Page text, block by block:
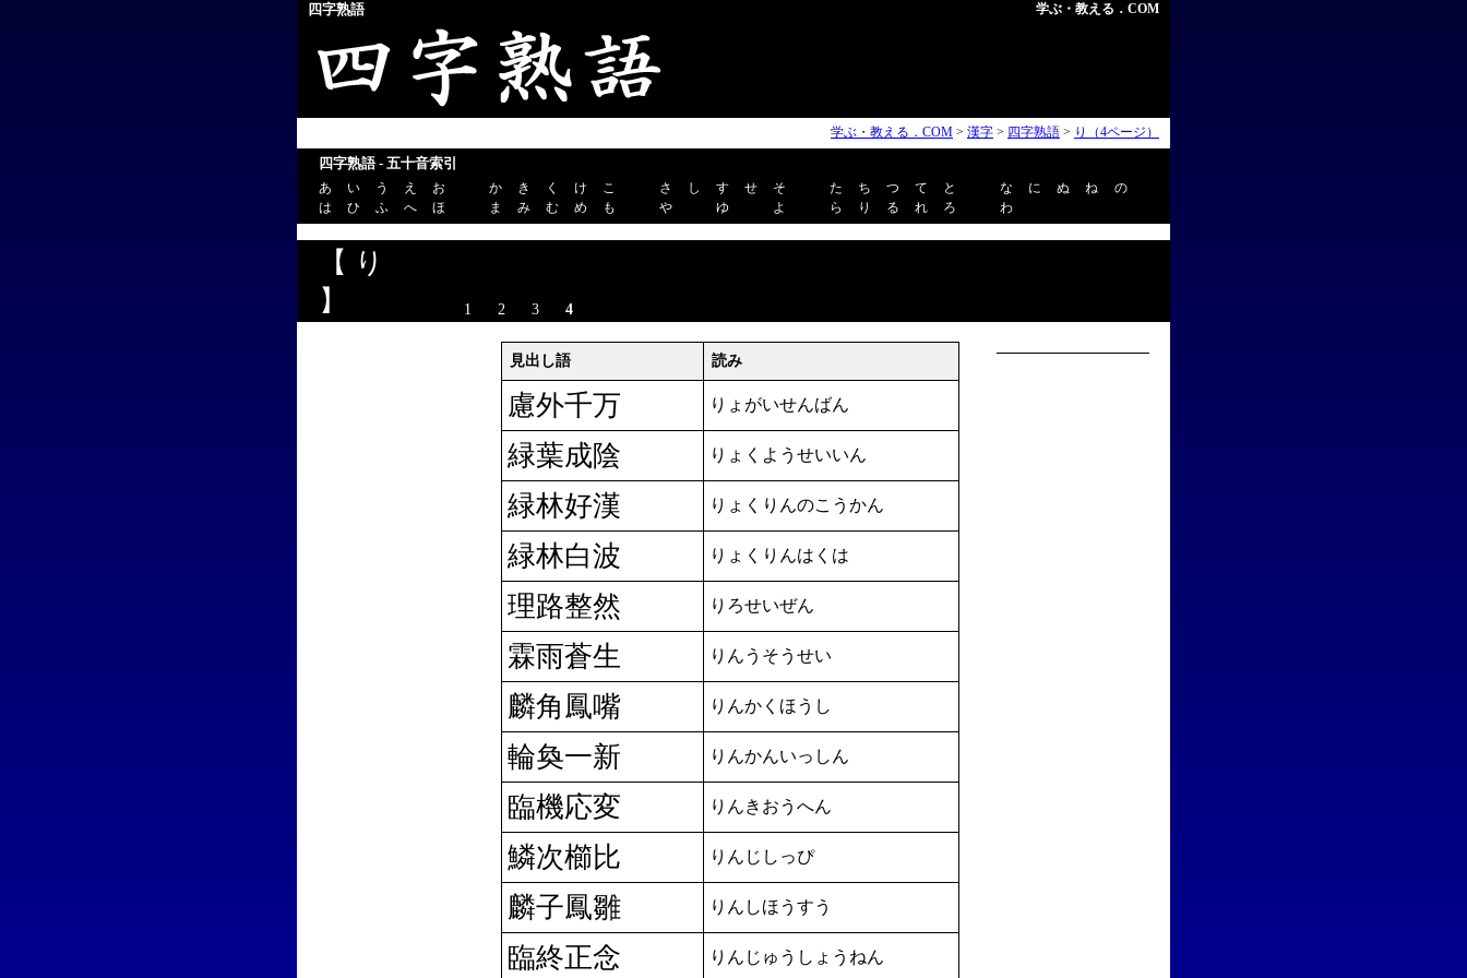
四字熟語 学ぶ・教える．COM
学ぶ・教える．COM > 漢字 > 四字熟語 > り（4ページ）
四字熟語 - 五十音索引
あ い う え お か き く け こ さ し す せ そ た ち つ て と な に ぬ ね
の
は
ひ ふ へ ほ ま み む め も や ゆ よ ら り る れ ろ わ
【 り
】
1 2 3 4
見出し語 読み
慮外千万 りょがいせんばん
緑葉成陰 りょくようせいいん
緑林好漢 りょくりんのこうかん
緑林白波 りょくりんはくは
理路整然 りろせいぜん
霖雨蒼生 りんうそうせい
麟角鳳嘴 りんかくほうし
輪奐一新 りんかんいっしん
臨機応変 りんきおうへん
鱗次櫛比 りんじしっぴ
麟子鳳雛 りんしほうすう
臨終正念 りんじゅうしょうねん